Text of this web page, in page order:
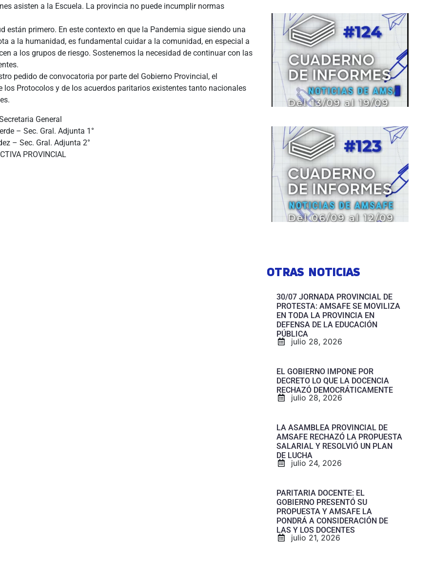
asisten a la Escuela. La provincia no puede incumplir normas
están primero. En este contexto en que la Pandemia sigue siendo una
a la humanidad, es fundamental cuidar a la comunidad, en especial a
a los grupos de riesgo. Sostenemos la necesidad de continuar con las
pedido de convocatoria por parte del Gobierno Provincial, el
los Protocolos y de los acuerdos paritarios existentes tanto nacionales
General
– Sec. Gral. Adjunta 1°
– Sec. Gral. Adjunta 2°
PROVINCIAL
OTRAS NOTICIAS
30/07 JORNADA PROVINCIAL DE
PROTESTA: AMSAFE SE MOVILIZA
EN TODA LA PROVINCIA EN
DEFENSA DE LA EDUCACIÓN
PÚBLICA
julio 28, 2026
EL GOBIERNO IMPONE POR
DECRETO LO QUE LA DOCENCIA
RECHAZÓ DEMOCRÁTICAMENTE
julio 28, 2026
LA ASAMBLEA PROVINCIAL DE
AMSAFE RECHAZÓ LA PROPUESTA
SALARIAL Y RESOLVIÓ UN PLAN
DE LUCHA
julio 24, 2026
PARITARIA DOCENTE: EL
GOBIERNO PRESENTÓ SU
PROPUESTA Y AMSAFE LA
PONDRÁ A CONSIDERACIÓN DE
LAS Y LOS DOCENTES
julio 21, 2026